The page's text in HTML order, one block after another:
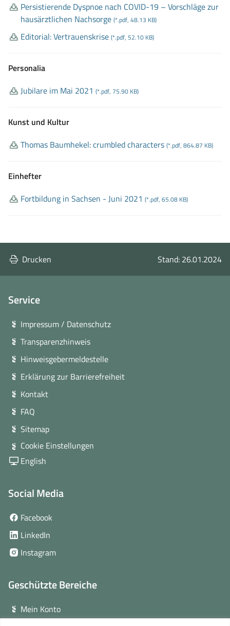
Persistierende Dyspnoe nach COVID-19 – Vorschläge zur
hausärztlichen Nachsorge (*.pdf, 48.13 KB)
Editorial: Vertrauenskrise (*.pdf, 52.10 KB)
Personalia
Jubilare im Mai 2021 (*.pdf, 75.90 KB)
Kunst und Kultur
Thomas Baumhekel: crumbled characters (*.pdf, 864.87 KB)
Einhefter
Fortbildung in Sachsen - Juni 2021 (*.pdf, 65.08 KB)
Drucken Stand: 26.01.2024
Service
Impressum / Datenschutz
Transparenzhinweis
Hinweisgebermeldestelle
Erklärung zur Barrierefreiheit
Kontakt
FAQ
Sitemap
Cookie Einstellungen
English
Social Media
Facebook
Fenster)
LinkedIn
neuem
Instagram(öffnet
Fenster)
Geschützte Bereiche
Mein Konto